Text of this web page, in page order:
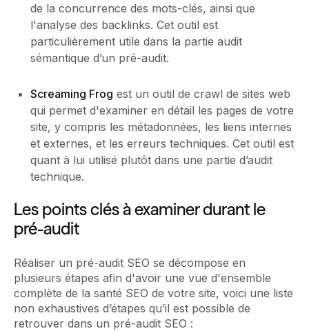
de la concurrence des mots-clés, ainsi que
l'analyse des backlinks. Cet outil est
particulièrement utile dans la partie audit
sémantique d’un pré-audit.
Screaming Frog est un outil de crawl de sites web
qui permet d'examiner en détail les pages de votre
site, y compris les métadonnées, les liens internes
et externes, et les erreurs techniques. Cet outil est
quant à lui utilisé plutôt dans une partie d’audit
technique.
Les points clés à examiner durant le
pré-audit
Réaliser un pré-audit SEO se décompose en
plusieurs étapes afin d'avoir une vue d'ensemble
complète de la santé SEO de votre site, voici une liste
non exhaustives d’étapes qu’il est possible de
retrouver dans un pré-audit SEO :